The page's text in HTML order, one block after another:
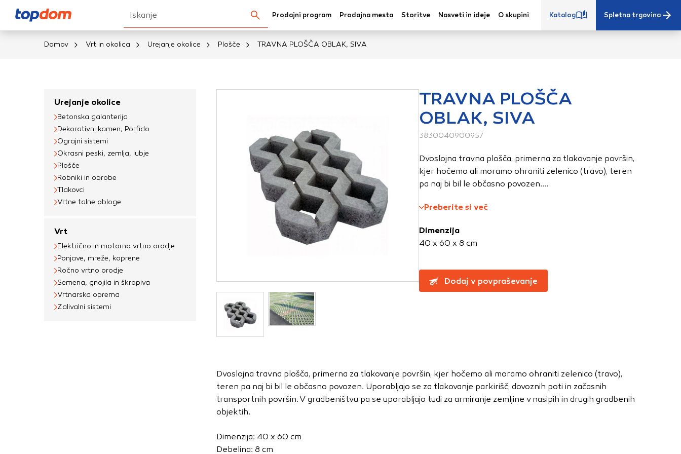
Išči...Prodajni program Prodajna mesta Storitve Nasveti in ideje O skupini Katalog Spletna trgovina
Domov Vrt in okolica Urejanje okolice Plošče TRAVNA PLOŠČA OBLAK, SIVA
Urejanje okolice
Betonska galanterija
Dekorativni kamen, Porfido
Ograjni sistemi
Okrasni peski, zemlja, lubje
Plošče
Robniki in obrobe
Tlakovci
Vrtne talne obloge
Vrt
Električno in motorno vrtno orodje
Ponjave, mreže, koprene
Ročno vrtno orodje
Semena, gnojila in škropiva
Vrtnarska oprema
Zalivalni sistemi
TRAVNA PLOŠČA
OBLAK, SIVA
3830040900957
Dvoslojna travna plošča, primerna za tlakovanje površin,
kjer hočemo ali moramo ohraniti zelenico (travo), teren
pa naj bi bil le občasno povozen....
Preberite si več
Dimenzija
40 x 60 x 8 cm
Dodaj v povpraševanje
Dvoslojna travna plošča, primerna za tlakovanje površin, kjer hočemo ali moramo ohraniti zelenico (travo),
teren pa naj bi bil le občasno povozen. Uporabljajo se za tlakovanje parkirišč, dovoznih poti in začasnih
transportnih površin. V gradbeništvu pa se uporabljajo tudi za armiranje zemljine v nasipih in drugih gradbenih
objektih.
Dimenzija: 40 x 60 cm
Debelina: 8 cm
Ko obiščete katero koli spletno mesto, mesto lahko shrani ali pridobi informacije iz vašega
brskalnika, večinoma v obliki piškotkov. Te informacije se lahko navezujejo na vas, vaše nastavitve,
vašo napravo ali pa skrbijo, da vaše spletno mesto deluje v skladu z vašimi pričakovanji. Te
informacije običajno ne razkrivajo neposredno vaše identitete, vendar vam lahko zagotovijo bolj
prilagojeno spletno uporabniško izkušnjo. Nekatere vrste piškotkov lahko zavrnete. Klikajte
različna imena kategorij, da si ogledate več informacij in spremenite privzete nastavitve. Blokiranje
določenih vrst piškotkov vpliva na vašo uporabo tega spletnega mesta in naše storitve.
Običajno so nastavljeni samo kot odziv na vaša dejanja, ki vodijo do storitvenih zahtev, na primer
nastavitev zasebnosti, prijava ali izpolnjevanje obrazcev. Na voljo imate nastavitev, da brskalnik
blokira te piškotke ali vas opozori na njih. V tem primeru nekateri deli spletnega mesta ne bodo
Piškotki za učinkovitost delovanja
priljubljena, in opazujemo, kako se obiskovalci pomikajo po spletnem mestu. Podatki, ki jih piškotki
zbirajo, so združeni in anonimni. Če uporabo teh piškotkov zavrnete, ne bomo vedeli, kdaj ste
obiskali naše spletno mesto.
Te piškotke nastavijo naši oglaševalski partnerji. Partnerska oglaševalska podjetja jih lahko